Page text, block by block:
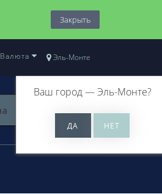
Закрыть
Эль-Монте
Ваш город —Эль-Монте?
Валюта
0